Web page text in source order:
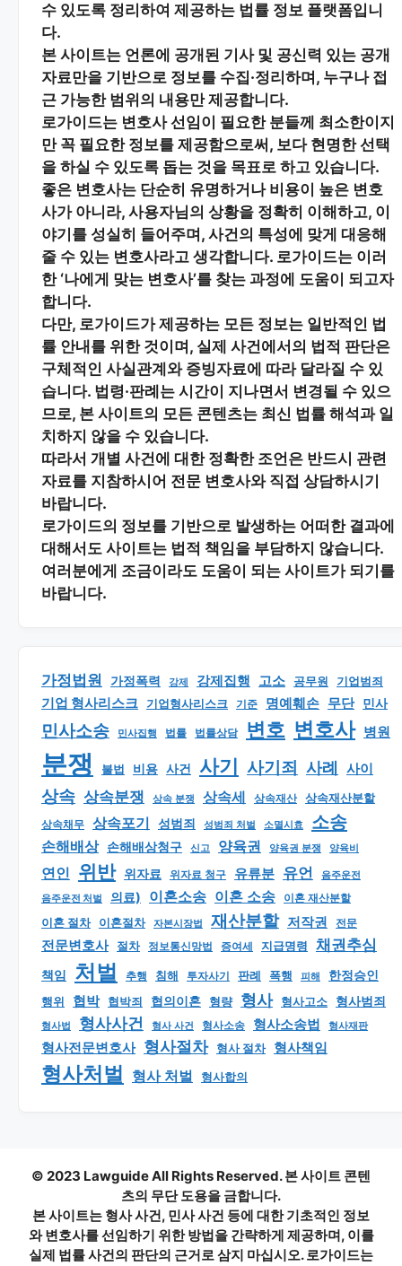
수 있도록 정리하여 제공하는 법률 정보 플랫폼입니
다.
본 사이트는 언론에 공개된 기사 및 공신력 있는 공개
자료만을 기반으로 정보를 수집·정리하며, 누구나 접
근 가능한 범위의 내용만 제공합니다.
로가이드는 변호사 선임이 필요한 분들께 최소한이지
만 꼭 필요한 정보를 제공함으로써, 보다 현명한 선택
을 하실 수 있도록 돕는 것을 목표로 하고 있습니다.
좋은 변호사는 단순히 유명하거나 비용이 높은 변호
사가 아니라, 사용자님의 상황을 정확히 이해하고, 이
야기를 성실히 들어주며, 사건의 특성에 맞게 대응해
줄 수 있는 변호사라고 생각합니다. 로가이드는 이러
한 ‘나에게 맞는 변호사’를 찾는 과정에 도움이 되고자
합니다.
다만, 로가이드가 제공하는 모든 정보는 일반적인 법
률 안내 를 위한 것이며, 실제 사건에서의 법적 판단은
구체적인 사실관계와 증빙자료에 따라 달라질 수 있
습니다. 법령·판례는 시간이 지나면서 변경될 수 있으
므로, 본 사이트의 모든 콘텐츠는 최신 법률 해석과 일
치하지 않을 수 있습니다.
따라서 개별 사건에 대한 정확한 조언은 반드시 관련
자료를 지참하시어 전문 변호사와 직접 상담하시기
바랍니다.
로가이드의 정보를 기반으로 발생하는 어떠한 결과에
대해서도 사이트는 법적 책임을 부담하지 않습니다.
여러분에게 조금이라도 도움이 되는 사이트가 되기를
바랍니다.
가정법원 가정폭력 강제 강제집행 고소 공무원 기업범죄
기업 형사리스크 기업형사리스크 기준 명예훼손 무단 민사
민사소송 민사집행 법률 법률상담 변호 변호사 병원
분쟁 불법 비용 사건 사기 사기죄 사례 사이
상속 상속분쟁 상속 분쟁 상속세 상속재산 상속재산분할
상속채무 상속포기 성범죄 성범죄 처벌 소멸시효 소송
손해배상 손해배상청구 신고 양육권 양육권 분쟁 양육비
연인 위반 위자료 위자료 청구 유류분 유언 음주운전
음주운전 처벌 의료) 이혼소송 이혼 소송 이혼 재산분할
이혼 절차 이혼절차 자본시장법 재산분할 저작권 전문
전문변호사 절차 정보통신망법 증여세 지급명령 채권추심
책임 처벌 추행 침해 투자사기 판례 폭행 피해 한정승인
행위 협박 협박죄 협의이혼 형량 형사 형사고소 형사범죄
형사법 형사사건 형사 사건 형사소송 형사소송법 형사재판
형사전문변호사 형사절차 형사 절차 형사책임
형사처벌 형사 처벌 형사합의
© 2023 Lawguide All Rights Reserved. 본 사이트 콘텐
츠의 무단 도용을 금합니다.
본 사이트는 형사 사건, 민사 사건 등에 대한 기초적인 정보
와 변호사를 선임하기 위한 방법을 간략하게 제공하며, 이를
실제 법률 사건의 판단의 근거로 삼지 마십시오. 로가이드는